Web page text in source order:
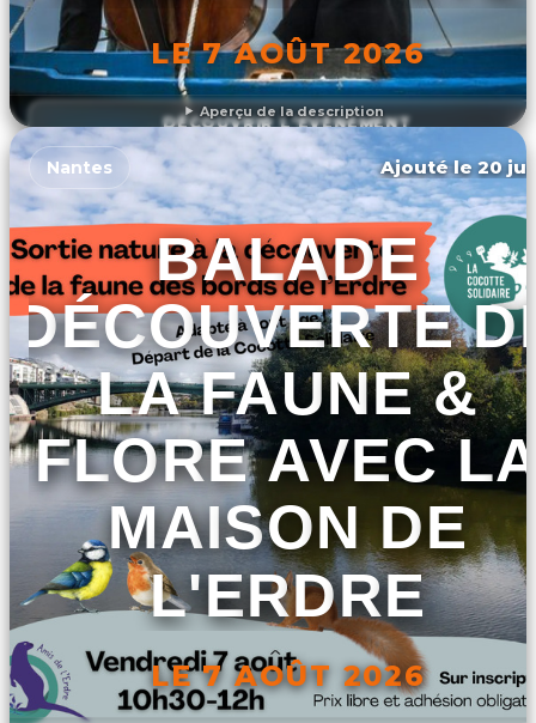
Aperçu de la description
LE 7 AOÛT 2026
DÉCOUVRIR L'ÉVÉNEMENT
Nantes Ajouté le 20
BALADE
DÉCOUVERTE
LA FAUNE &
FLORE AVEC
MAISON DE
L'ERDRE
LE 7 AOÛT 2026